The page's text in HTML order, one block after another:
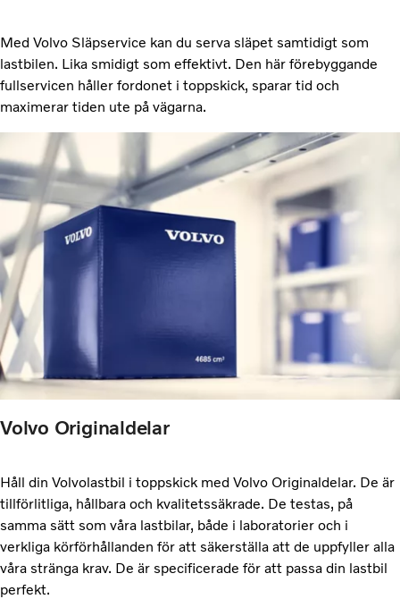
Med Volvo Släpservice kan du serva släpet samtidigt som
lastbilen. Lika smidigt som effektivt. Den här förebyggande
fullservicen håller fordonet i toppskick, sparar tid och
maximerar tiden ute på vägarna.
Volvo Originaldelar
Håll din Volvolastbil i toppskick med Volvo Originaldelar. De är
tillförlitliga, hållbara och kvalitetssäkrade. De testas, på
samma sätt som våra lastbilar, både i laboratorier och i
verkliga körförhållanden för att säkerställa att de uppfyller alla
våra stränga krav. De är specificerade för att passa din lastbil
perfekt.